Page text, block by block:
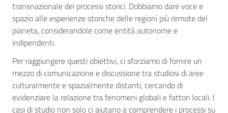
transnazionale dei processi storici. Dobbiamo dare voce e
spazio alle esperienze storiche delle regioni più remote del
pianeta, considerandole come entità autonome e
indipendenti.
Per raggiungere questi obiettivi, ci sforziamo di fornire un
mezzo di comunicazione e discussione tra studiosi di aree
culturalmente e spazialmente distanti, cercando di
evidenziare la relazione tra fenomeni globali e fattori locali. I
casi di studio non solo ci aiutano a comprendere i processi su